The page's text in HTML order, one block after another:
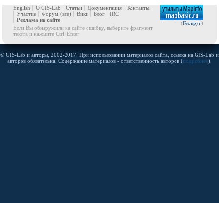
(Геокруг)
English О GIS-Lab Статьи Документация
Контакты
Участие
Форум (все) Вики Блог
IRC
Реклама на сайте
Если Вы обнаружили на сайте ошибку, выберите фрагмент
текста и нажмите Ctrl+Enter
© GIS-Lab и авторы, 2002-2017. При использовании материалов сайта, ссылка на GIS-Lab и
авторов обязательна. Содержание материалов - ответственность авторов (подробнее).